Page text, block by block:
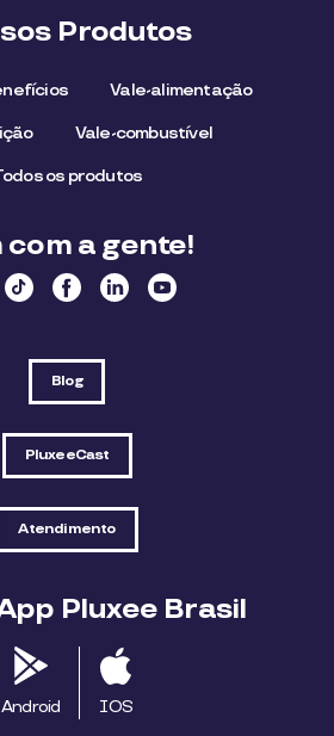
Produtos
Vale-alimentação
Vale-combustível
os produtos
com a gente!
Blog
PluxeeCast
Atendimento
Pluxee Brasil
Android IOS